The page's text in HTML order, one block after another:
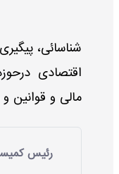
شناسائی،
اقتصادی
مالی و قوانین و
رئیس